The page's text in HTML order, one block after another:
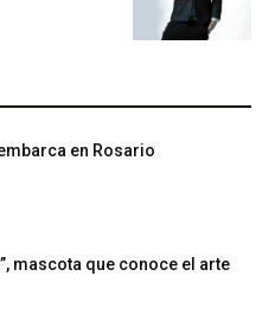
en Rosario
mascota que conoce el arte